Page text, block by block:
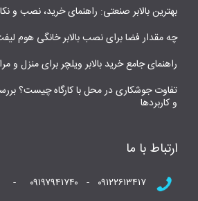
بهترین بالابر صنعتی: راهنمای خرید، نصب و
چه مقدار فضا برای نصب بالابر خانگی هوم
راهنمای جامع خرید بالابر ویلچر برای منزل و
تفاوت جوشکاری در محل با کارگاه چیست؟
و کاربردها
ارتباط با ما
۰۹۱۲۲۶۱۳۴۱۷ - ۰۹۱۹۷۹۴۱۷۴۰ - ۰۲۶-۳۶۷۰۹۹۸۵